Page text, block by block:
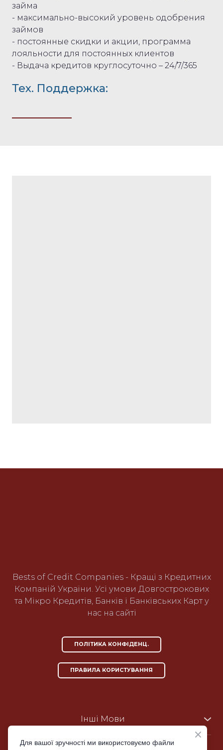
займа
- максимально-высокий уровень одобрения
займов
- постоянные скидки и акции, программа
лояльности для постоянных клиентов
- Выдача кредитов круглосуточно – 24/7/365
Тех. Поддержка:
Bests of Credit Companies - Кращі з Кредитних
Компаній України. Усі умови Довгострокових
та Мікро Кредитів, Банків і Банківських Карт у
нас на сайті
ПОЛІТИКА КОНФІДЕНЦ.
ПРАВИЛА КОРИСТУВАННЯ
Інші Мови
US-en|PH-en
Для вашої зручності ми використовуємо файли